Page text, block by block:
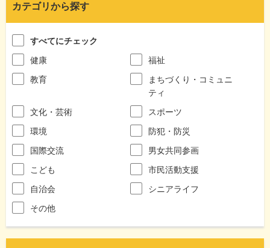
カテゴリから探す
すべてにチェック
健康
福祉
教育
まちづくり・コミュニ
ティ
文化・芸術
スポーツ
環境
防犯・防災
国際交流
男女共同参画
こども
市民活動支援
自治会
シニアライフ
その他